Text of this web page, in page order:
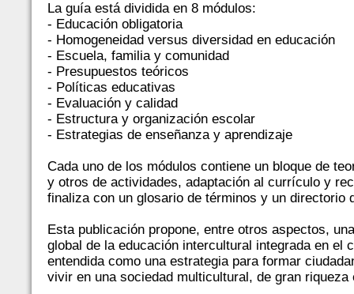
La guía está dividida en 8 módulos:
- Educación obligatoria
- Homogeneidad versus diversidad en educación
- Escuela, familia y comunidad
- Presupuestos teóricos
- Políticas educativas
- Evaluación y calidad
- Estructura y organización escolar
- Estrategias de enseñanza y aprendizaje
Cada uno de los módulos contiene un bloque de
y otros de actividades, adaptación al currículo y
finaliza con un glosario de términos y un directorio
Esta publicación propone, entre otros aspectos,
global de la educación intercultural integrada en el
entendida como una estrategia para formar
vivir en una sociedad multicultural, de gran riqueza